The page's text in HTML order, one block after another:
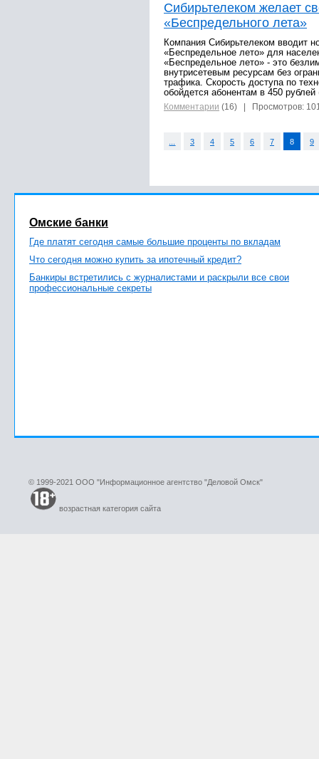
Сибирьтелеком желает
«Беспредельного лета»
Компания Сибирьтелеком вводит
«Беспредельное лето» для
«Беспредельное лето» - это
внутрисетевым ресурсам без
трафика. Скорость доступа по
обойдется абонентам в 450
Комментарии (16) | Просмотров:
3 4 5 6 7 8 9
Омские банки
Где платят сегодня самые большие проценты по вкладам
Что сегодня можно купить за ипотечный кредит?
Банкиры встретились с журналистами и раскрыли все свои
профессиональные секреты
© 1999-2021 ООО "Информационное агентство "Деловой Омск"
возрастная категория сайта